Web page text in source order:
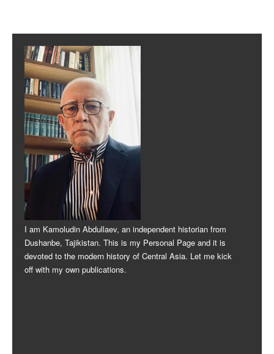
Post navigation
I am Kamoludin Abdullaev, an independent historian from
Dushanbe, Tajikistan. This is my Personal Page and it is
devoted to the modern history of Central Asia. Let me kick
off with my own publications.